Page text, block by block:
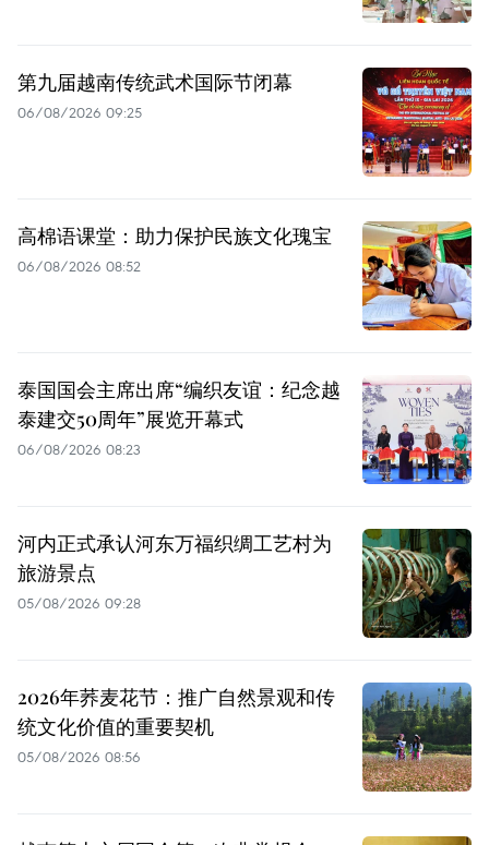
第九届越南传统武术国际节闭幕
06/08/2026 09:25
高棉语课堂：助力保护民族文化瑰宝
06/08/2026 08:52
泰国国会主席出席“编织友谊：纪念越
泰建交50周年”展览开幕式
06/08/2026 08:23
河内正式承认河东万福织绸工艺村为
旅游景点
05/08/2026 09:28
2026年荞麦花节：推广自然景观和传
统文化价值的重要契机
05/08/2026 08:56